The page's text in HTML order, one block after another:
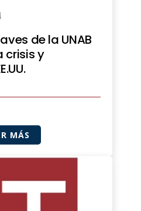
de la UNAB
crisis y
MÁS